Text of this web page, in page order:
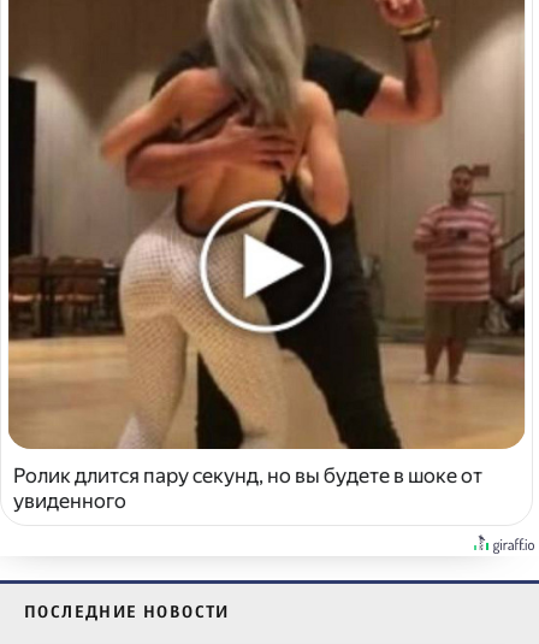
Ролик длится пару секунд, но вы будете в шоке от
увиденного
ПОСЛЕДНИЕ НОВОСТИ